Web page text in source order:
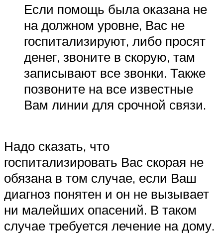
Если помощь была оказана не
на должном уровне, Вас не
госпитализируют, либо просят
денег, звоните в скорую, там
записывают все звонки. Также
позвоните на все известные
Вам линии для срочной связи.
Надо сказать, что
госпитализировать Вас скорая не
обязана в том случае, если Ваш
диагноз понятен и он не вызывает
ни малейших опасений. В таком
случае требуется лечение на дому.